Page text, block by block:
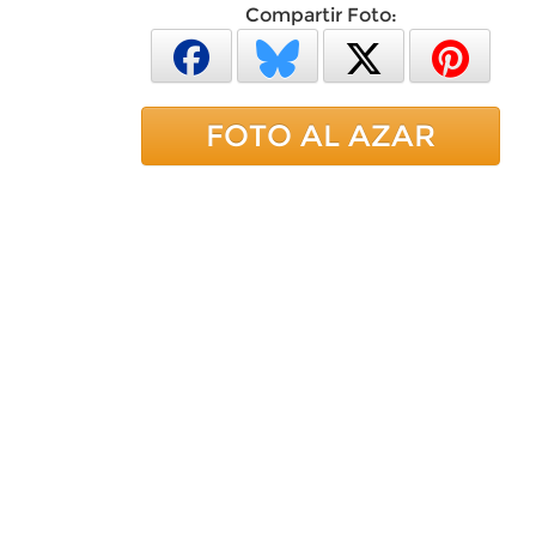
Compartir Foto:
FOTO AL AZAR